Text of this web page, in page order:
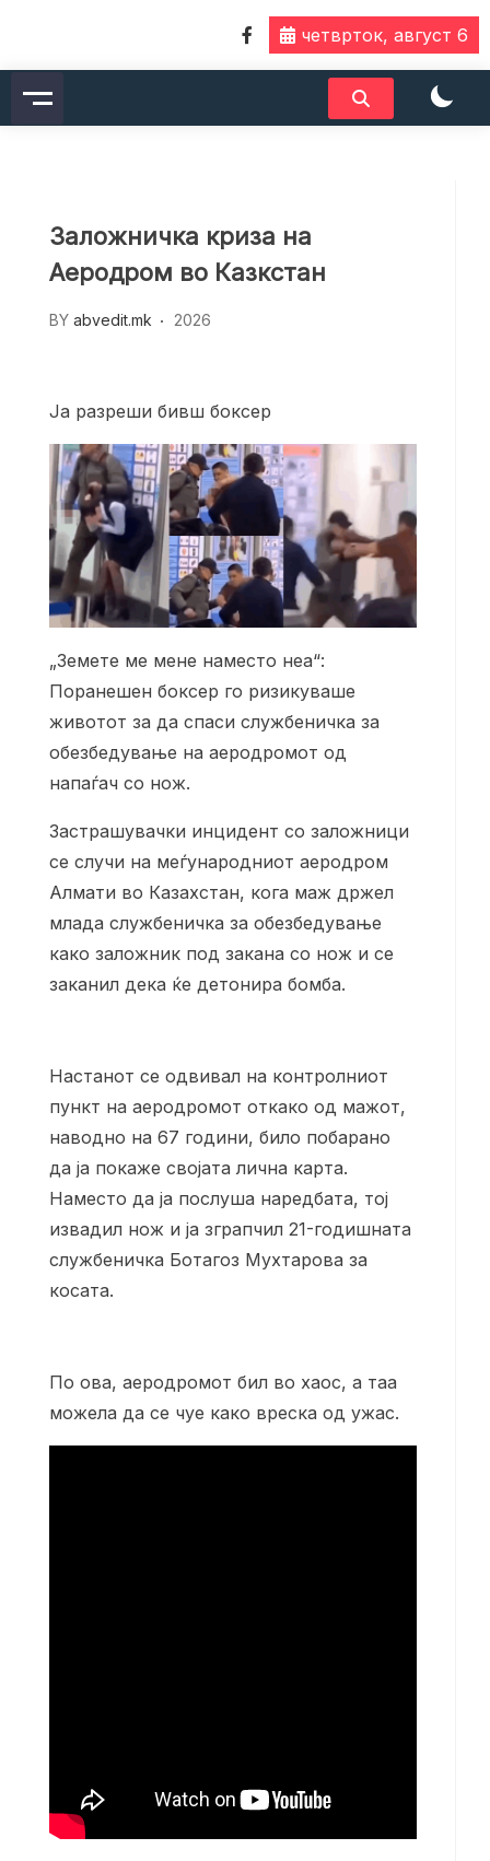
content
четврток, август 6
Заложничка криза на
Аеродром во Казкстан
BY abvedit.mk 2026
Ја разреши бивш боксер
„Земете ме мене наместо неа“:
Поранешен боксер го ризикуваше
животот за да спаси службеничка за
обезбедување на аеродромот од
напаѓач со нож.
Застрашувачки инцидент со заложници
се случи на меѓународниот аеродром
Алмати во Казахстан, кога маж држел
млада службеничка за обезбедување
како заложник под закана со нож и се
заканил дека ќе детонира бомба.
Настанот се одвивал на контролниот
пункт на аеродромот откако од мажот,
наводно на 67 години, било побарано
да ја покаже својата лична карта.
Наместо да ја послуша наредбата, тој
извадил нож и ја зграпчил 21-годишната
службеничка Ботагоз Мухтарова за
косата.
По ова, аеродромот бил во хаос, а таа
можела да се чуе како вреска од ужас.